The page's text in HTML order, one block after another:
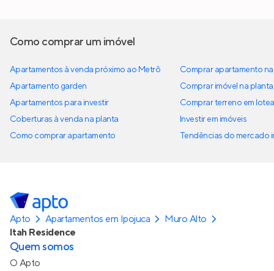
Como comprar um imóvel
Apartamentos à venda próximo ao Metrô
Apartamento garden
Apartamentos para investir
Coberturas à venda na planta
Como comprar apartamento
Comprar apartamento
Comprar imóvel na planta
Comprar terreno em
Investir em imóveis
Tendências do mercado
Apto Apartamentos em Ipojuca
Muro Alto
Itah Residence
Quem somos
O Apto